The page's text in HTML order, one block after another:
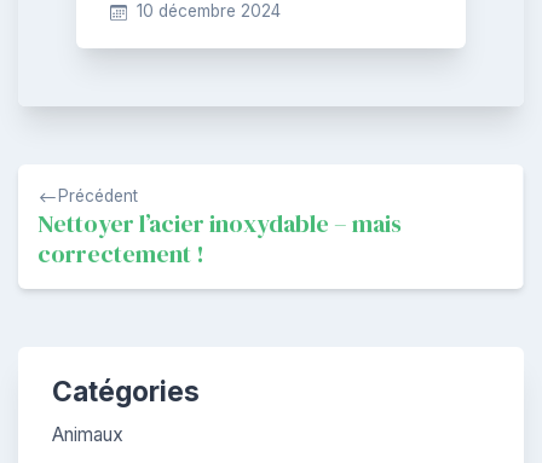
10 décembre 2024
Navigation
de
l’article
Précédent
Nettoyer l’acier inoxydable – mais
correctement !
Catégories
Animaux